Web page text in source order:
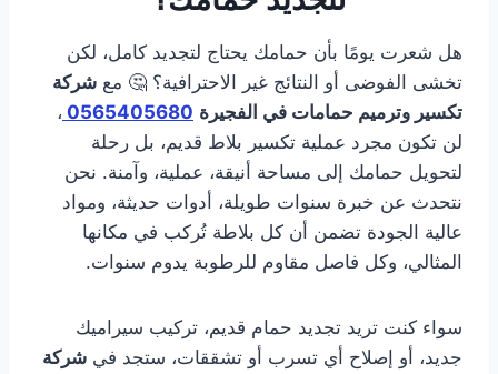
هل شعرت يومًا بأن حمامك يحتاج لتجديد كامل، لكن
تخشى الفوضى أو النتائج غير الاحترافية؟ 🤔 مع شركة
تكسير وترميم حمامات في الفجيرة 0565405680 ،
لن تكون مجرد عملية تكسير بلاط قديم، بل رحلة
لتحويل حمامك إلى مساحة أنيقة، عملية، وآمنة. نحن
نتحدث عن خبرة سنوات طويلة، أدوات حديثة، ومواد
عالية الجودة تضمن أن كل بلاطة تُركب في مكانها
المثالي، وكل فاصل مقاوم للرطوبة يدوم سنوات.
سواء كنت تريد تجديد حمام قديم، تركيب سيراميك
جديد، أو إصلاح أي تسرب أو تشققات، ستجد في شركة